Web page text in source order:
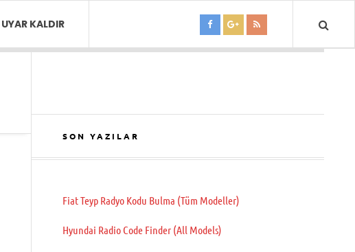
UYAR KALDIR
SON YAZILAR
Fiat Teyp Radyo Kodu Bulma (Tüm Modeller)
Hyundai Radio Code Finder (All Models)